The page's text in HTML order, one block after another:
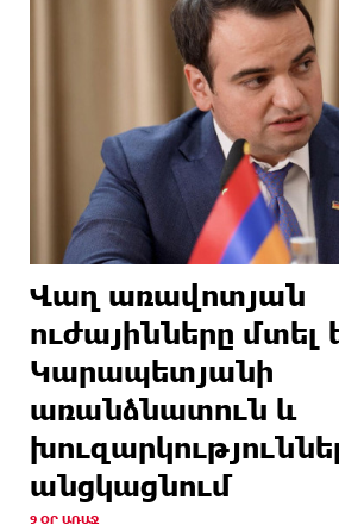
Վաղ առավոտյան
ուժայինները մտել
Կարապետյանի
առանձնատուն և
անցկացնում
9 ՕՐ ԱՌԱՋ